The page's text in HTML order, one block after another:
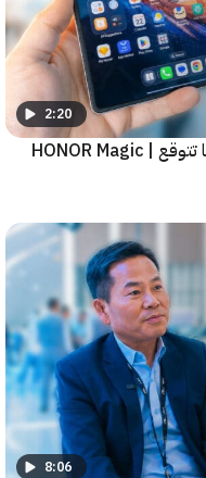
2:20
هاتف قابل للطيّ لكن بتصميم أنحف مما تتوقع | HONOR Magic
8:06